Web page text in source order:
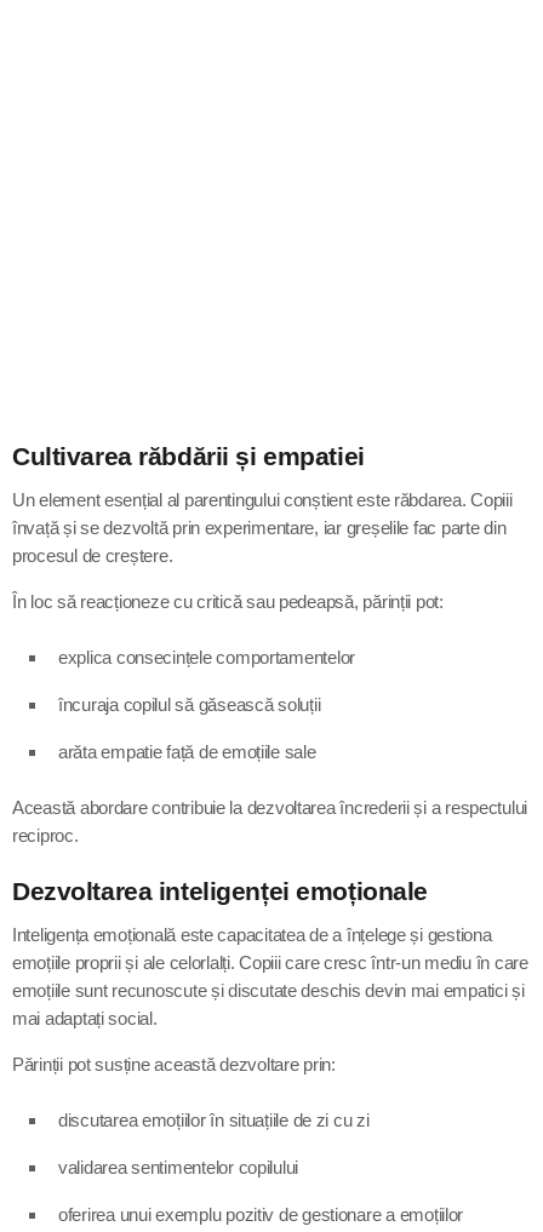
Cultivarea răbdării și empatiei
Un element esențial al parentingului conștient este răbdarea. Copiii
învață și se dezvoltă prin experimentare, iar greșelile fac parte din
procesul de creștere.
În loc să reacționeze cu critică sau pedeapsă, părinții pot:
explica consecințele comportamentelor
încuraja copilul să găsească soluții
arăta empatie față de emoțiile sale
Această abordare contribuie la dezvoltarea încrederii și a respectului
reciproc.
Dezvoltarea inteligenței emoționale
Inteligența emoțională este capacitatea de a înțelege și gestiona
emoțiile proprii și ale celorlalți. Copiii care cresc într-un mediu în care
emoțiile sunt recunoscute și discutate deschis devin mai empatici și
mai adaptați social.
Părinții pot susține această dezvoltare prin:
discutarea emoțiilor în situațiile de zi cu zi
validarea sentimentelor copilului
oferirea unui exemplu pozitiv de gestionare a emoțiilor